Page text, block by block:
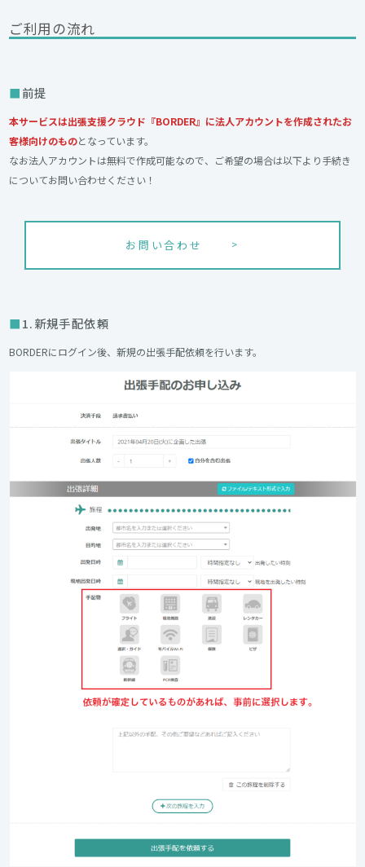
ご利用の流れ
前提
本サービスは出張支援クラウド『BORDER』に法人アカウントを作成されたお
客様向けのものとなっています。
なお法人アカウントは無料で作成可能なので、ご希望の場合は以下より手続き
についてお問い合わせください！
お問い合わせ
1.新規手配依頼
BORDERにログイン後、新規の出張手配依頼を行います。